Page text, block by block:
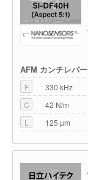
AFM カンチレバー
F
330 kHz
C
42 N/m
L
125 µm